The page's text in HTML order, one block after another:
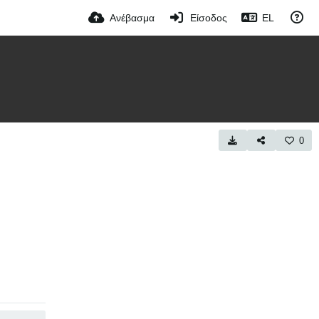
Ανέβασμα Είσοδος EL
0